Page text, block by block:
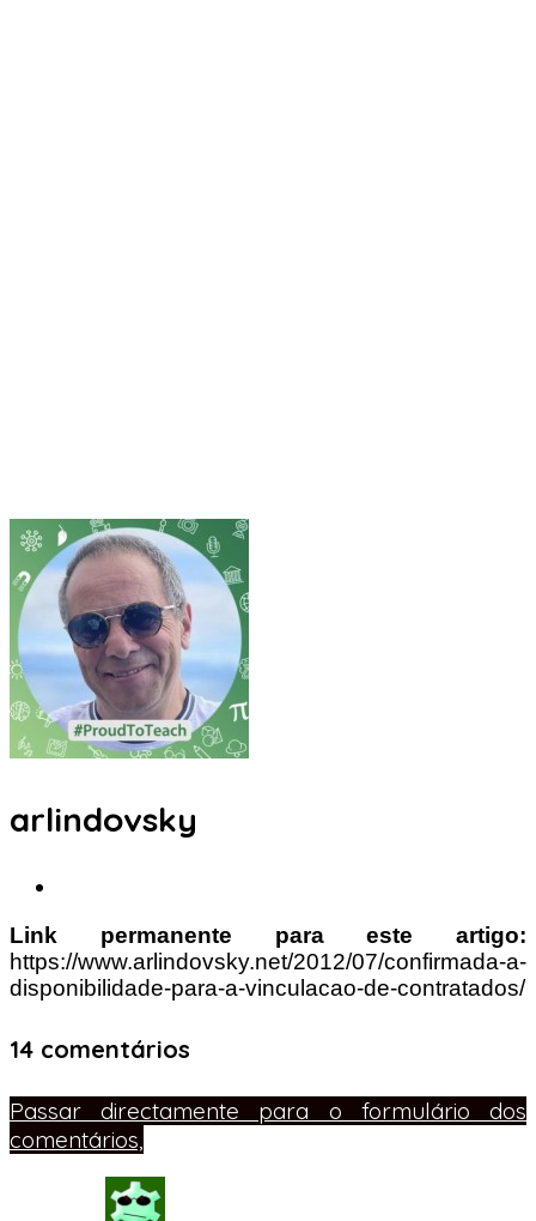
arlindovsky
Link permanente para este artigo:
https://www.arlindovsky.net/2012/07/confirmada-a-
disponibilidade-para-a-vinculacao-de-contratados/
14 comentários
Passar directamente para o formulário dos
comentários,